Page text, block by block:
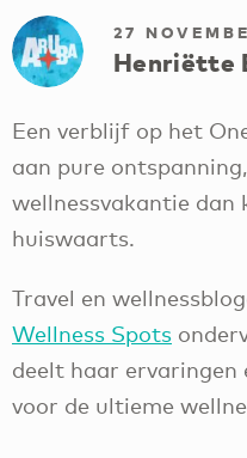
27
Henriëtte
Een verblijf op het
aan pure
wellnessvakantie dan
huiswaarts.
Travel en
Wellness Spots
deelt haar
voor de ultieme